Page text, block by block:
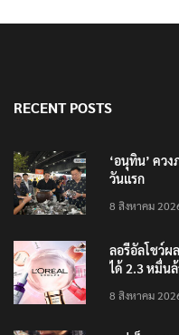
RECENT POSTS
‘อนุทิน’ คว
วันแรก
8 สิงหาคม
ลอรีอัลโชว์ผ
ได้ 2.3 หมื่นล้
8 สิงหาคม